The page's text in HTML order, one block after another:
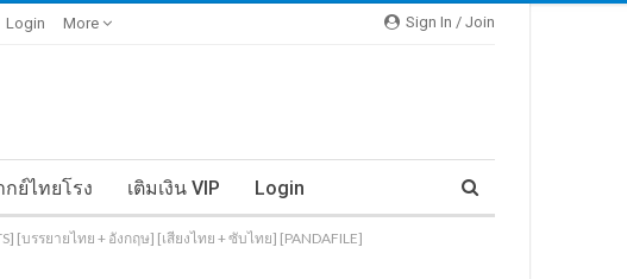
Sign In / Join
Login More
กย์ไทยโรง เติมเงิน VIP Login
[บรรยายไทย + อังกฤษ] [เสียงไทย + ซับไทย] [PANDAFILE]